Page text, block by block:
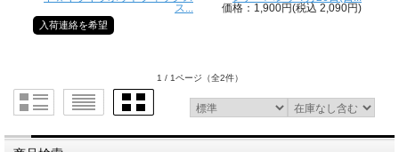
ス...
入荷連絡を希望
価格：1,900円(税込 2,090円)
1 / 1ページ （全2件）